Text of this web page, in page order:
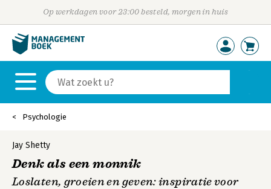
Op werkdagen voor 23:00 besteld, morgen in huis
Psychologie
Jay Shetty
Denk als een monnik
Loslaten, groeien en geven: inspiratie voor